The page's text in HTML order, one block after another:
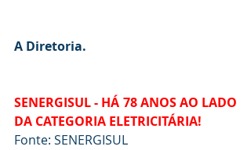
A Diretoria.
SENERGISUL - HÁ 78 ANOS AO LADO
DA CATEGORIA ELETRICITÁRIA!
Fonte: SENERGISUL